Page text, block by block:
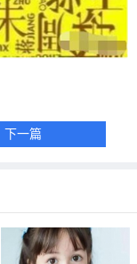
下一篇